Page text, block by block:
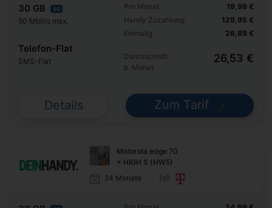
30 GB 5G
50 Mbit/s max.
Telefon-Flat
SMS-Flat
Pro Monat
Handy Zuzahlung
Einmalig
19,99 €
129,95 €
26,89 €
Durchschnitt
p. Monat
26,53 €
Details Zum Tarif
Motorola edge 70
+ HIGH S (HW5)
24 Monate